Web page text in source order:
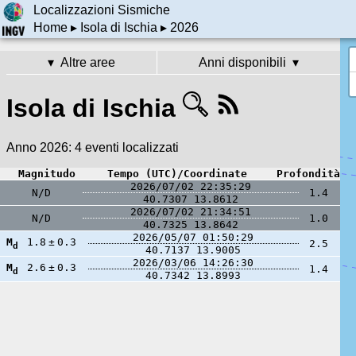
Localizzazioni Sismiche
Home▸ Isola di Ischia ▸ 2026
Altre aree Anni disponibili
Isola di Ischia
Anno 2026: 4 eventi localizzati
Magnitudo Tempo (UTC)/Coordinate
Profondità
N/D
2026/07/02 22:35:29
40.7307
13.8612
1.4
N/D
2026/07/02 21:34:51
40.7325
13.8642
1.0
Md 1.8 ± 0.3
2026/05/07 01:50:29
40.7137
13.9005
2.5
Md 2.6 ± 0.3
2026/03/06 14:26:30
40.7342
13.8993
1.4